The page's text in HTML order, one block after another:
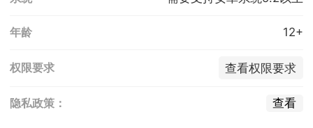
年龄 12+
权限要求 查看权限要求
隐私政策： 查看